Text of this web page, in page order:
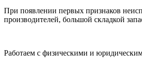
При появлении первых признаков
производителей, большой складкой
Работаем с физическими и